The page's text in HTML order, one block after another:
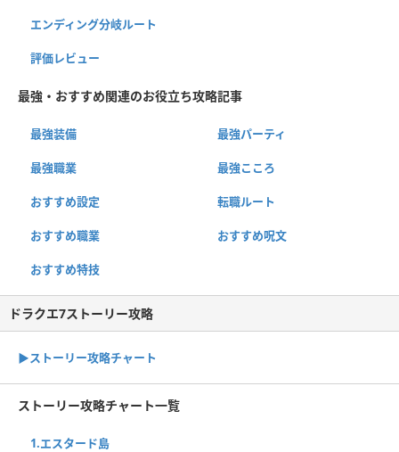
エンディング分岐ルート
評価レビュー
最強・おすすめ関連のお役立ち攻略記事
最強装備 最強パーティ
最強職業 最強こころ
おすすめ設定 転職ルート
おすすめ職業 おすすめ呪文
おすすめ特技
ドラクエ7ストーリー攻略
▶ストーリー攻略チャート
ストーリー攻略チャート一覧
1.エスタード島